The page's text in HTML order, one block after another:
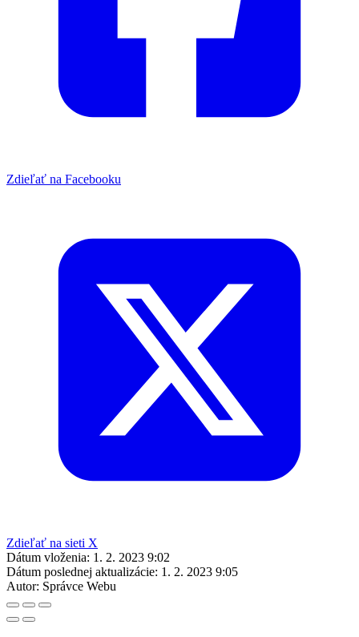
Zdieľať na Facebooku
Zdieľať na sieti X
Dátum vloženia: 1. 2. 2023 9:02
Dátum poslednej aktualizácie: 1. 2. 2023 9:05
Autor: Správce Webu